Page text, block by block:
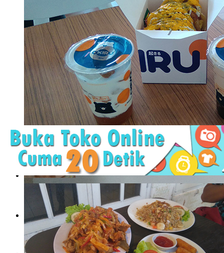
Okiru, Jujugan Baru Pecinta Boba dan Toast
Bencana Corona yang dimulai awal Maret ini memang tidak
berbagai rencana. Sebagian ..
Okiru, Jujugan Baru Pecinta
Boba dan Toast
Bencana Corona yang dimulai awal ..
The Rock Burger, Burger
Baru yang Mengguncang